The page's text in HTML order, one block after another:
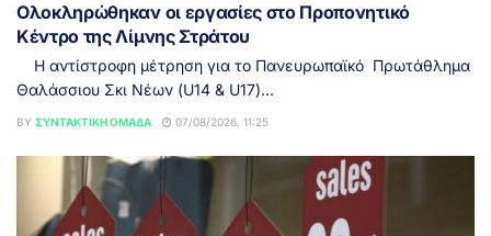
Ολοκληρώθηκαν οι εργασίες στο Προπονητικό
Κέντρο της Λίμνης Στράτου
Η αντίστροφη μέτρηση για το Πανευρωπαϊκό Πρωτάθλημα
Θαλάσσιου Σκι Νέων (U14 & U17)...
BY ΣΥΝΤΑΚΤΙΚΉ ΟΜΆΔΑ 07/08/2026, 11:25